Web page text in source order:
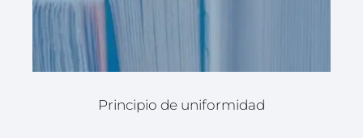
Principio de uniformidad